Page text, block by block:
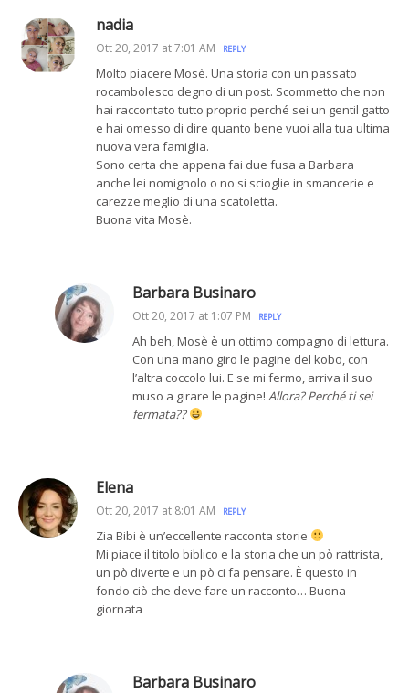
nadia
Ott 20, 2017 at 7:01 AM REPLY
Molto piacere Mosè. Una storia con un passato
rocambolesco degno di un post. Scommetto che non
hai raccontato tutto proprio perché sei un gentil gatto
e hai omesso di dire quanto bene vuoi alla tua ultima
nuova vera famiglia.
Sono certa che appena fai due fusa a Barbara
anche lei nomignolo o no si scioglie in smancerie e
carezze meglio di una scatoletta.
Buona vita Mosè.
Barbara Businaro
Ott 20, 2017 at 1:07 PM REPLY
Ah beh, Mosè è un ottimo compagno di lettura.
Con una mano giro le pagine del kobo, con
l’altra coccolo lui. E se mi fermo, arriva il suo
muso a girare le pagine! Allora? Perché ti sei
fermata??
Elena
Ott 20, 2017 at 8:01 AM REPLY
Zia Bibi è un’eccellente racconta storie
Mi piace il titolo biblico e la storia che un pò rattrista,
un pò diverte e un pò ci fa pensare. È questo in
fondo ciò che deve fare un racconto… Buona
giornata
Barbara Businaro